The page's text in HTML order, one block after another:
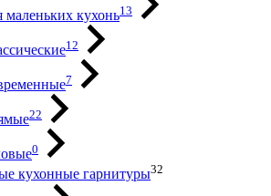
маленьких кухонь13
12
7
22
0
кухонные гарнитуры32